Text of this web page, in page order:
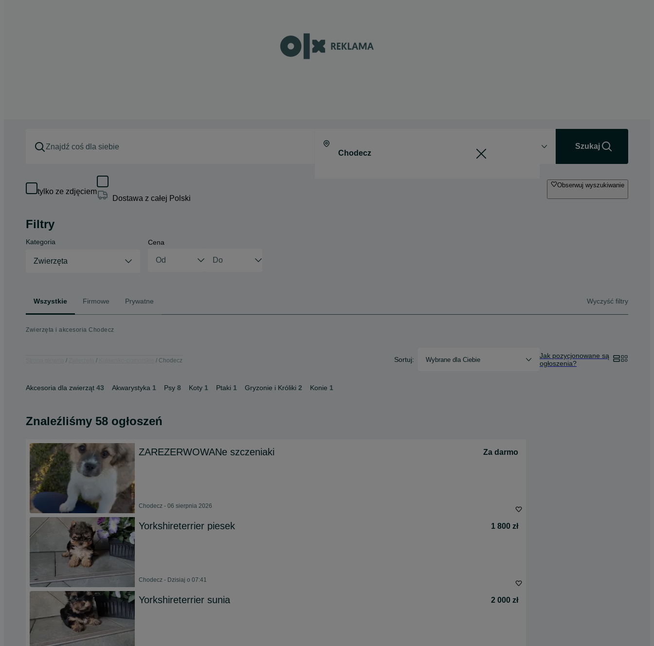
Szukaj
tylko ze zdjęciem
Dostawa z całej Polski
Obserwuj wyszukiwanie
Filtry
Kategoria
Zwierzęta
Cena
Wszystkie Firmowe Prywatne Wyczyść filtry
Zwierzęta i akcesoria Chodecz
Chodecz Sortuj: Wybrane dla Ciebie
Jak pozycjonowane są
ogłoszenia?
Akcesoria dla zwierząt 43 Akwarystyka 1 Psy 8 Koty 1 Ptaki 1 Gryzonie i Króliki 2 Konie 1
Znaleźliśmy 58 ogłoszeń
ZAREZERWOWANe szczeniaki Za darmo
Chodecz - 06 sierpnia 2026
Yorkshireterrier piesek 1 800 zł
Chodecz - Dzisiaj o 07:41
Yorkshireterrier sunia 2 000 zł